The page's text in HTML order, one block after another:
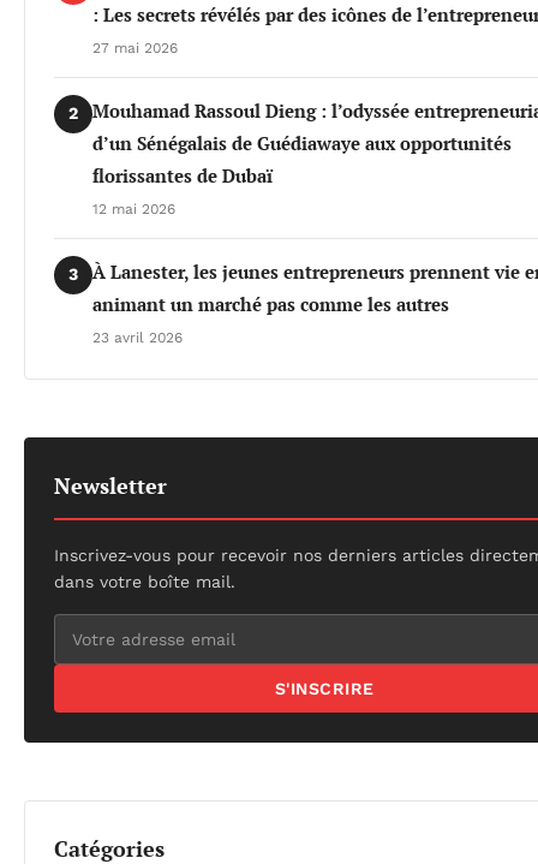
: Les secrets révélés par des icônes de
27 mai 2026
2
Mouhamad Rassoul Dieng : l’odyssée
d’un Sénégalais de Guédiawaye aux opportunités
florissantes de Dubaï
12 mai 2026
3
À Lanester, les jeunes entrepreneurs prennent vie
animant un marché pas comme les autres
23 avril 2026
Newsletter
Inscrivez-vous pour recevoir nos derniers articles
dans votre boîte mail.
S'INSCRIRE
Catégories